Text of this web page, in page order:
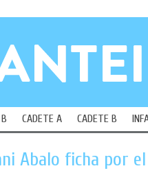
CADETE A CADETE B
Abalo ficha por